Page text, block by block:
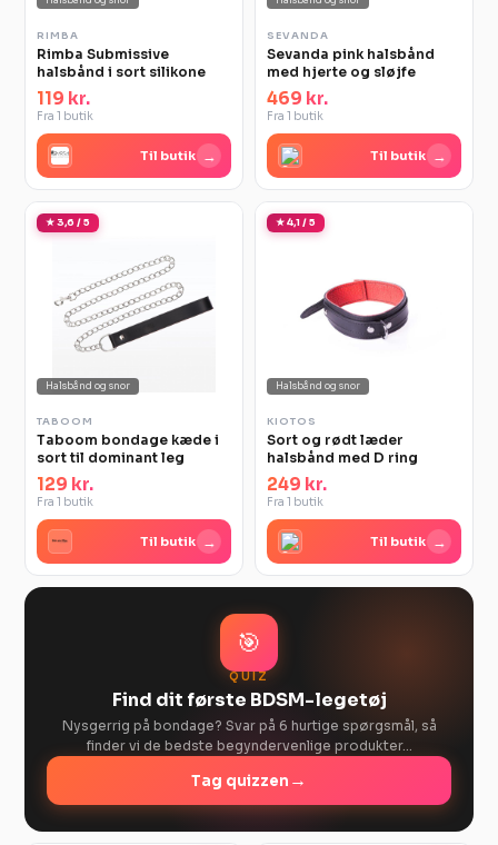
RIMBA
Rimba Submissive
halsbånd i sort silikone
119 kr.
Fra 1 butik
Til butik →
SEVANDA
Sevanda pink halsbånd
med hjerte og sløjfe
469 kr.
Fra 1 butik
Til butik →
★ 3,6 / 5
Halsbånd og snor
TABOOM
Taboom bondage kæde i
sort til dominant leg
129 kr.
Fra 1 butik
Til butik →
★ 4,1 / 5
Halsbånd og snor
KIOTOS
Sort og rødt læder
halsbånd med D ring
249 kr.
Fra 1 butik
Til butik →
🎯
QUIZ
Find dit første BDSM-legetøj
Nysgerrig på bondage? Svar på 6 hurtige spørgsmål, så
finder vi de bedste begyndervenlige produkter…
Tag quizzen →